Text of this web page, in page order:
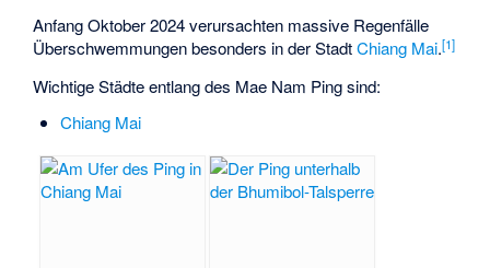
Anfang Oktober 2024 verursachten massive Regenfälle
Überschwemmungen besonders in der StadtChiang Mai.[1]
Wichtige Städte entlang des Mae Nam Ping sind:
Chiang Mai